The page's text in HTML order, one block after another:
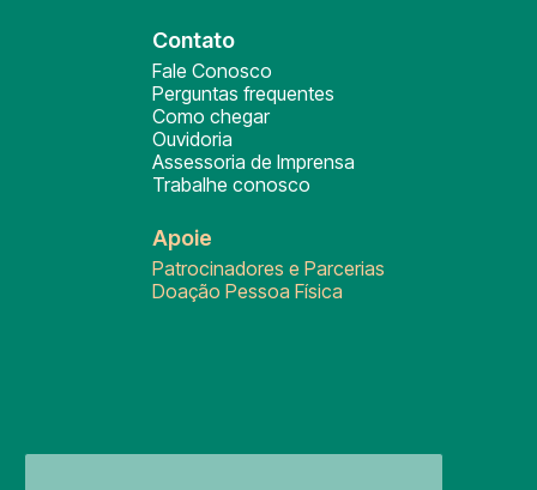
Contato
Fale Conosco
Perguntas frequentes
Como chegar
Ouvidoria
Assessoria de Imprensa
Trabalhe conosco
Apoie
Patrocinadores e Parcerias
Doação Pessoa Física